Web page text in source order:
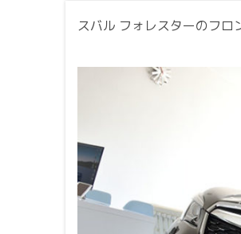
スバル フォレスターのフロ